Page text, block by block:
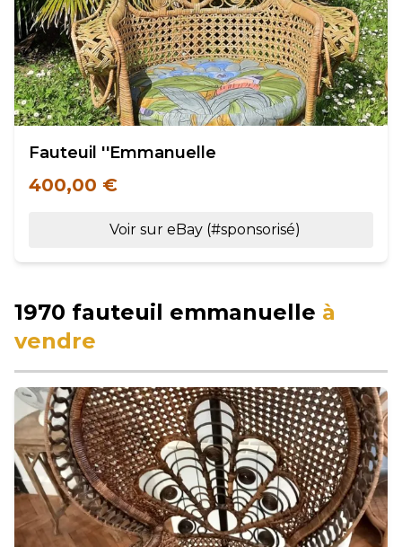
Fauteuil ''Emmanuelle
400,00 €
Voir sur eBay (#sponsorisé)
1970 fauteuil emmanuelle à
vendre